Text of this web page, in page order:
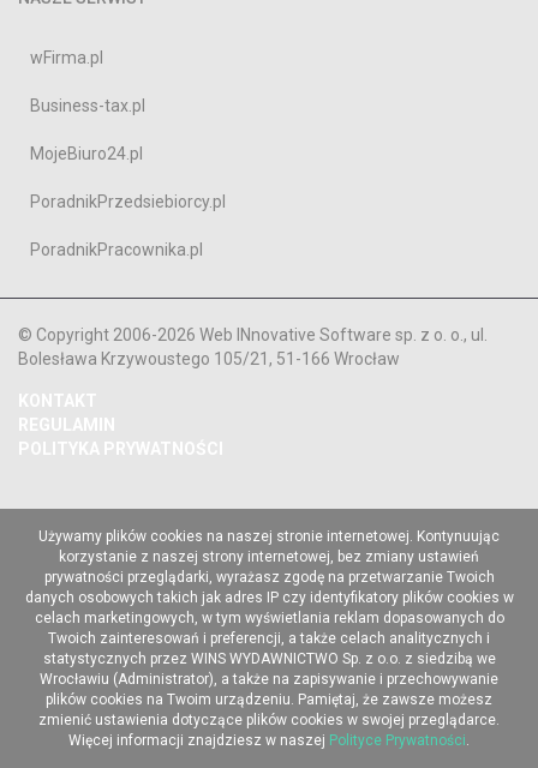
wFirma.pl
Business-tax.pl
MojeBiuro24.pl
PoradnikPrzedsiebiorcy.pl
PoradnikPracownika.pl
© Copyright 2006-2026 Web INnovative Software sp. z o. o., ul.
Bolesława Krzywoustego 105/21, 51-166 Wrocław
KONTAKT
REGULAMIN
POLITYKA PRYWATNOŚCI
Używamy plików cookies na naszej stronie internetowej. Kontynuując
korzystanie z naszej strony internetowej, bez zmiany ustawień
prywatności przeglądarki, wyrażasz zgodę na przetwarzanie Twoich
danych osobowych takich jak adres IP czy identyfikatory plików cookies w
celach marketingowych, w tym wyświetlania reklam dopasowanych do
Twoich zainteresowań i preferencji, a także celach analitycznych i
statystycznych przez WINS WYDAWNICTWO Sp. z o.o. z siedzibą we
Wrocławiu (Administrator), a także na zapisywanie i przechowywanie
plików cookies na Twoim urządzeniu. Pamiętaj, że zawsze możesz
zmienić ustawienia dotyczące plików cookies w swojej przeglądarce.
Więcej informacji znajdziesz w naszej Polityce Prywatności.